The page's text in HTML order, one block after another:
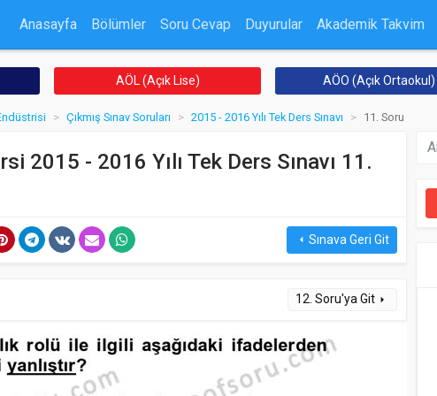
Anasayfa Bölümler Soru Cevap Duyurular Akademik Takvim
AÖL (Açık Lise) AÖO (Açık Ortaokul)
Çıkmış Sınav Soruları 2015 - 2016 Yılı Tek Ders Sınavı 11. Soru
2015 - 2016 Yılı Tek Ders Sınavı 11.
arrow_leftSınava Geri Git
12. Soru'ya Git arrow_right